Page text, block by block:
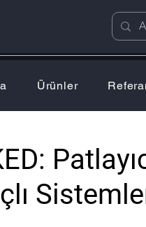
Ürünler